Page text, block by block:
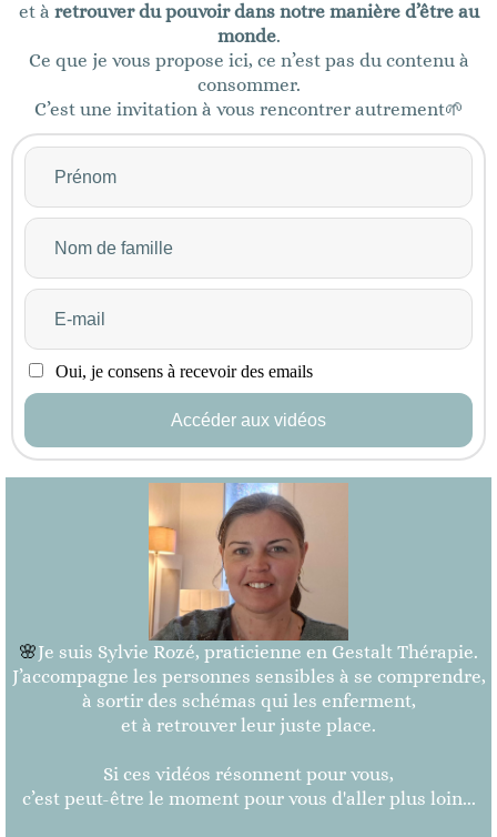
et à retrouver du pouvoir dans notre manière d’être au
monde.
Ce que je vous propose ici, ce n’est pas du contenu à
consommer.
C’est une invitation à vous rencontrer autrement🌱
Oui, je consens à recevoir des emails
Accéder aux vidéos
🌸Je suis Sylvie Rozé, praticienne en Gestalt Thérapie.
J’accompagne les personnes sensibles à se comprendre,
à sortir des schémas qui les enferment,
et à retrouver leur juste place.
Si ces vidéos résonnent pour vous,
c’est peut-être le moment pour vous d'aller plus loin...